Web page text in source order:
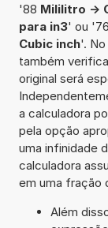
'88 Mililitro ->
para in3' ou '76
Cubic inch'. No
também
original será
a calculadora
pela opção
uma infinidade
calculadora
em uma fração
Além